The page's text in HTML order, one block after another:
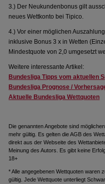
3.) Der Neukundenbonus gilt
neues Wettkonto bei Tipico.
4.) Vor einer möglichen
inklusive Bonus 3 x in Wetten
Mindestquote von 2,0 umgesetzt
Weitere interessante Artikel:
Bundesliga Tipps vom aktuellen
Bundesliga Prognose /
Aktuelle Bundesliga Wettquoten
Die genannten Angebote sind
mehr gültig. Es gelten die AGB des
direkt aus der Webseite des
Meinung des Autors. Es gibt keine
18+
* Alle angegebenen Wettquoten waren
gültig. Jede Wettquote unterliegt